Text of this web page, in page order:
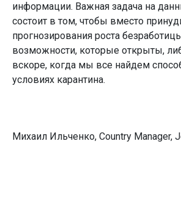
информации. Важная задача на
состоит в том, чтобы вместо
прогнозирования роста
возможности, которые открыты,
вскоре, когда мы все найдем
условиях карантина.
Михаил Ильченко, Country Manager,